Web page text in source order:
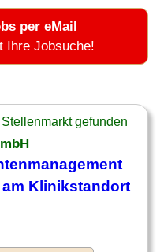
per eMail
Ihre Jobsuche!
gefunden
Klinikstandort